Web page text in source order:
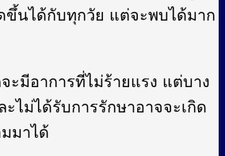
ขึ้นได้กับทุกวัย แต่จะพบได้มาก
ะมีอาการที่ไม่ร้ายแรง แต่บาง
ไม่ได้รับการรักษาอาจจะเกิด
มาได้